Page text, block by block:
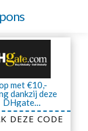
met €10,-
dankzij deze
DHgate
DEZE CODE